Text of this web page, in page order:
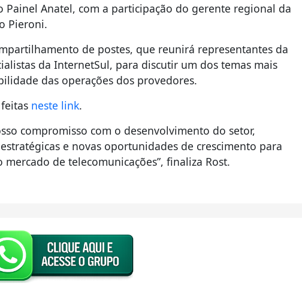
Painel Anatel, com a participação do gerente regional da
Pieroni.
de postes, que reunirá representantes da
da InternetSul, para discutir um dos temas mais
das operações dos provedores.
neste link.
compromisso com o desenvolvimento do setor,
e novas oportunidades de crescimento para
de telecomunicações”, finaliza Rost.